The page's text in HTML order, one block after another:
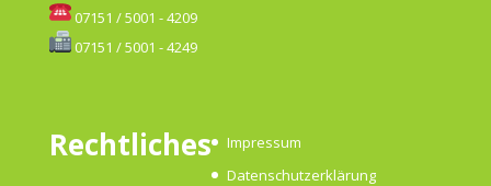
07151 / 5001 - 4209
07151 / 5001 - 4249
Rechtliches
Impressum
Datenschutzerklärung